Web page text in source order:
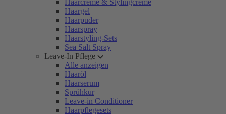
Haarcreme & Stylingcreme
Haargel
Haarpuder
Haarspray
Haarstyling-Sets
Sea Salt Spray
Leave-In Pflege
Alle anzeigen
Haaröl
Haarserum
Sprühkur
Leave-in Conditioner
Haarpflegesets